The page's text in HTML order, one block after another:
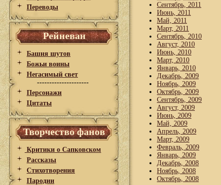
Переводы
Рейневан
Башня шутов
Божьи воины
Негасимый свет
---------------------
Персонажи
Цитаты
Творчество фанов
Критики о Сапковском
Рассказы
Стихотворения
Пародии
Сентябрь, 2011
Июнь, 2011
Май, 2011
Март, 2011
Сентябрь, 2010
Август, 2010
Июнь, 2010
Март, 2010
Январь, 2010
Декабрь, 2009
Ноябрь, 2009
Октябрь, 2009
Сентябрь, 2009
Август, 2009
Июнь, 2009
Май, 2009
Апрель, 2009
Март, 2009
Февраль, 2009
Январь, 2009
Декабрь, 2008
Ноябрь, 2008
Октябрь, 2008